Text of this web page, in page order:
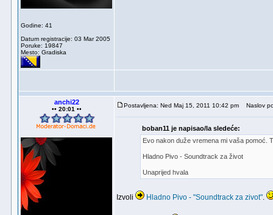
Godine: 41
Datum registracije: 03 Mar 2005
Poruke: 19847
Mesto: Gradiska
anchi22
•• 20:01 ••
Postavljena: Ned Maj 15, 2011 10:42 pm Naslov
boban11 je napisao/la sledeće:
Evo nakon duže vremena mi vaša pomoć.
Hladno Pivo - Soundtrack za život
Unaprijed hvala
Izvoli Hladno Pivo - "Soundtrack za zivot".